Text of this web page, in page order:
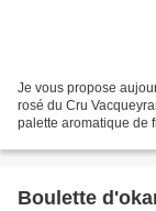
Je vous propose
rosé du Cru
palette aromatique de
Boulette